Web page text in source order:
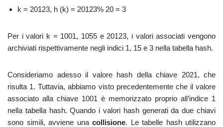
k = 20123, h (k) = 20123% 20 = 3
Per i valori k = 1001, 1055 e 20123, i valori associati vengono
archiviati rispettivamente negli indici 1, 15 e 3 nella tabella hash.
Consideriamo adesso il valore hash della chiave 2021, che
risulta 1. Tuttavia, abbiamo visto precedentemente che il valore
associato alla chiave 1001 è memorizzato proprio all’indice 1
nella tabella hash. Quando i valori hash generati da due chiavi
sono simili, avviene una collisione. Le tabelle hash utilizzano